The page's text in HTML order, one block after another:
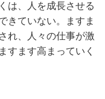
は、人を成長させる
きていない。ますま
れ、人々の仕事が激
すます高まっていく